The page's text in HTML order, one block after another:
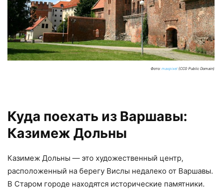
Фото: maxpixel (CC0 Public Domain)
Куда поехать из Варшавы:
Казимеж Дольны
Казимеж Дольны — это художественный центр,
расположенный на берегу Вислы недалеко от Варшавы.
В Старом городе находятся исторические памятники.